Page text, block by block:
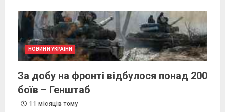
НОВИНИ УКРАЇНИ
За добу на фронті відбулося понад 200
боїв – Генштаб
11 місяців тому